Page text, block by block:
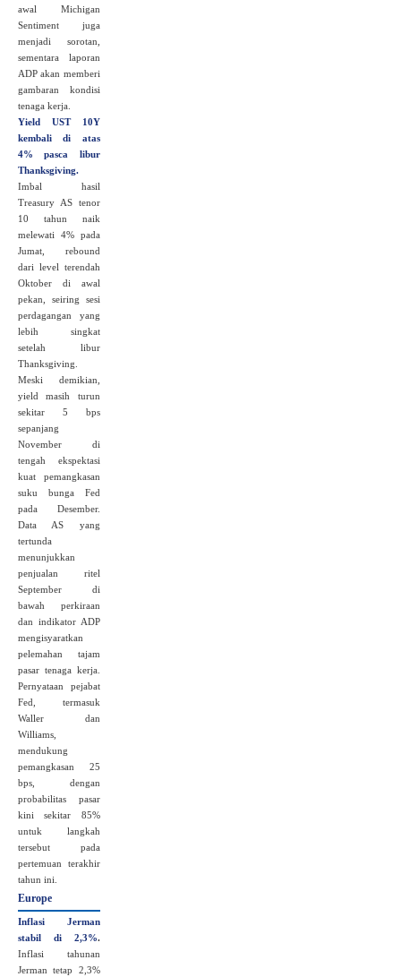
awal Michigan
Sentiment juga
menjadi sorotan,
sementara laporan
ADP akan memberi
gambaran kondisi
tenaga kerja.
Yield UST 10Y
kembali di atas
4% pasca libur
Thanksgiving.
Imbal hasil
Treasury AS tenor
10 tahun naik
melewati 4% pada
Jumat, rebound
dari level terendah
Oktober di awal
pekan, seiring sesi
perdagangan yang
lebih singkat
setelah libur
Thanksgiving.
Meski demikian,
yield masih turun
sekitar 5 bps
sepanjang
November di
tengah ekspektasi
kuat pemangkasan
suku bunga Fed
pada Desember.
Data AS yang
tertunda
menunjukkan
penjualan ritel
September di
bawah perkiraan
dan indikator ADP
mengisyaratkan
pelemahan tajam
pasar tenaga kerja.
Pernyataan pejabat
Fed, termasuk
Waller dan
Williams,
mendukung
pemangkasan 25
bps, dengan
probabilitas pasar
kini sekitar 85%
untuk langkah
tersebut pada
pertemuan terakhir
tahun ini.
Europe
Inflasi Jerman
stabil di 2,3%.
Inflasi tahunan
Jerman tetap 2,3%